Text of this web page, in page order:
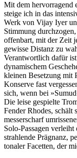
Mit dem
steige ich in das
Werk von Vijay Iyer
Stimmung
offenbart, mit der Zeit
gewisse Distanz zu
Verantwortlich dafür
dynamischem
kleinen Besetzung mit
Konserve fast
sich, wenn bei
Die leise gespielte
Fender Rhodes, schält
messerscharf
Solo-Passagen
strahlende Prägnanz,
tonaler Facetten, der